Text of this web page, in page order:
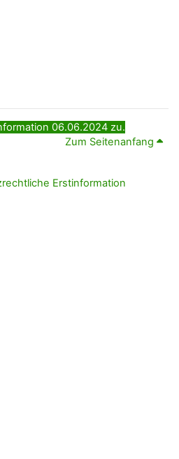
06.06.2024 zu.
Zum Seitenanfang
Erstinformation